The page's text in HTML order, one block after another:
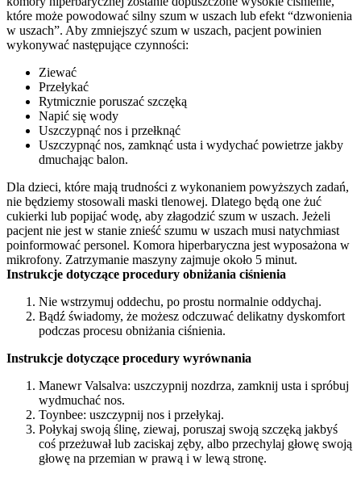
które może powodować silny szum w uszach lub efekt “dzwonienia
w uszach”. Aby zmniejszyć szum w uszach, pacjent powinien
wykonywać następujące czynności:
ziewać
przełykać
rytmicznie poruszać szczęką
napić się wody
uszczypnąć nos i przełknąć
uszczypnąć nos, zamknąć usta i wydychać powietrze jakby
dmuchając balon.
Dla dzieci, które mają trudności z wykonaniem powyższych zadań,
nie będziemy stosowali maski tlenowej. Dlatego będą one żuć
cukierki lub popijać wodę, aby złagodzić szum w uszach. Jeżeli
pacjent nie jest w stanie znieść szumu w uszach musi natychmiast
poinformować personel. Komora hiperbaryczna jest wyposażona w
mikrofony. Zatrzymanie maszyny zajmuje około 5 minut.
Instrukcje dotyczące procedury obniżania ciśnienia
Nie wstrzymuj oddechu, po prostu normalnie oddychaj.
Bądź świadomy, że możesz odczuwać delikatny dyskomfort
podczas procesu obniżania ciśnienia.
Instrukcje dotyczące procedury wyrównania
Manewr Valsalva: uszczypnij nozdrza, zamknij usta i spróbuj
wydmuchać nos.
Toynbee: uszczypnij nos i przełykaj.
Połykaj swoją ślinę, ziewaj, poruszaj swoją szczęką jakbyś
coś przeżuwał lub zaciskaj zęby, albo przechylaj głowę swoją
głowę na przemian w prawą i w lewą stronę.